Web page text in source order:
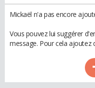
Mickaël n'a pas encore
Vous pouvez lui suggérer
message. Pour cela ajoutez